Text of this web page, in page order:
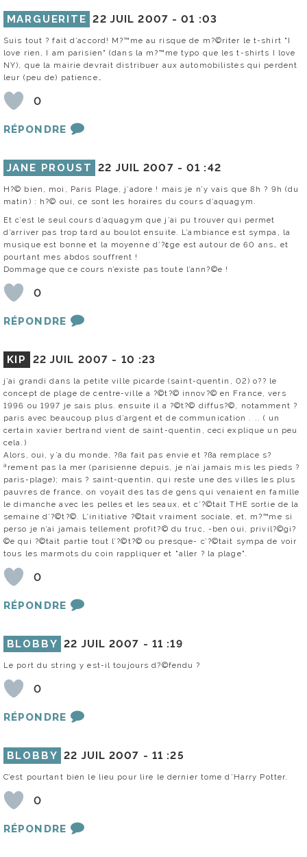
MARGUERITE 22 JUIL 2007 -01 :03
Suis tout ? fait d’accord! M?™me au risque de m?©riter le t-shirt "I
love rien, I am parisien" (dans la m?™me typo que les t-shirts I love
NY), que la mairie devrait distribuer aux automobilistes qui perdent
leur (peu de) patience…
0
RÉPONDRE
JANE PROUST 22 JUIL 2007 -01 :42
H?© bien, moi, Paris Plage, j’adore ! mais je n’y vais que 8h ? 9h (du
matin) : h?© oui, ce sont les horaires du cours d’aquagym.
Et c’est le seul cours d’aquagym que j’ai pu trouver qui permet
d’arriver pas trop tard au boulot ensuite. L’ambiance est sympa, la
musique est bonne et la moyenne d’?¢ge est autour de 60 ans… et
pourtant mes abdos souffrent !
Dommage que ce cours n’existe pas toute l’ann?©e !
0
RÉPONDRE
KIP 22 JUIL 2007 - 10 :23
j’ai grandi dans la petite ville picarde (saint-quentin, 02) o?? le
concept de plage de centre-ville a ?©t?© innov?© en France, vers
1996 ou 1997 je sais plus. ensuite il a ?©t?© diffus?©, notamment ?
paris avec beaucoup plus d’argent et de communication . .. ( un
certain xavier bertrand vient de saint-quentin, ceci explique un peu
cela.)
Alors, oui, y’a du monde, ?ßa fait pas envie et ?ßa remplace s?
ªrement pas la mer (parisienne depuis, je n’ai jamais mis les pieds ?
paris-plage); mais ? saint-quentin, qui reste une des villes les plus
pauvres de france, on voyait des tas de gens qui venaient en famille
le dimanche avec les pelles et les seaux, et c’?©tait THE sortie de la
semaine d’?©t?©. L’initiative ?©tait vraiment sociale, et, m?™me si
perso je n’ai jamais tellement profit?© du truc, -ben oui, privil?©gi?
©e qui ?©tait partie tout l’?©t?© ou presque- c’?©tait sympa de voir
tous les marmots du coin rappliquer et "aller ? la plage".
0
RÉPONDRE
BLOBBY 22 JUIL 2007 - 11 :19
Le port du string y est-il toujours d?©fendu ?
0
RÉPONDRE
BLOBBY 22 JUIL 2007 - 11 :25
C’est pourtant bien le lieu pour lire le dernier tome d’Harry Potter.
0
RÉPONDRE